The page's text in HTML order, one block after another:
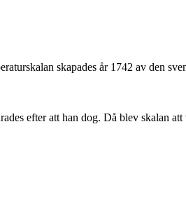
skapades år 1742 av den
efter att han dog. Då blev skalan